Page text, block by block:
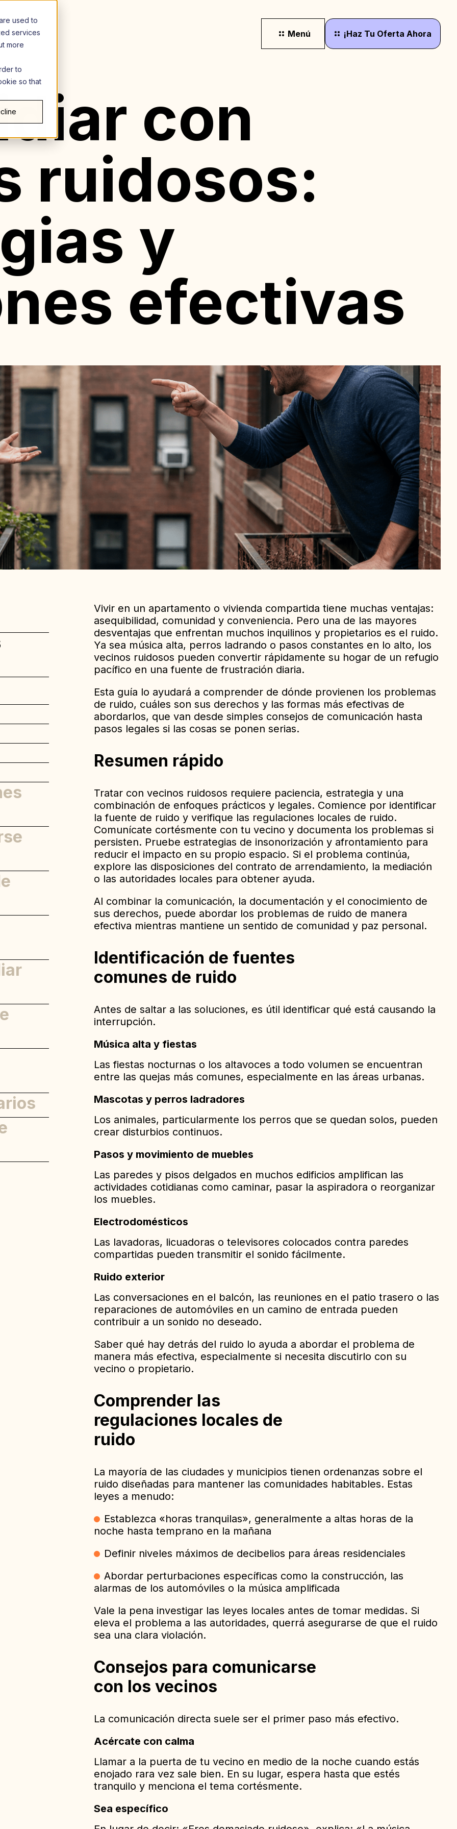
used to
services
more
to
so that
Menú
¡Haz Tu Oferta Ahora
con
ruidosos:
y
efectivas
Vivir en un apartamento o vivienda compartida tiene muchas ventajas:
asequibilidad, comunidad y conveniencia. Pero una de las mayores
desventajas que enfrentan muchos inquilinos y propietarios es el ruido.
Ya sea música alta, perros ladrando o pasos constantes en lo alto, los
vecinos ruidosos pueden convertir rápidamente su hogar de un refugio
pacífico en una fuente de frustración diaria.
Esta guía lo ayudará a comprender de dónde provienen los problemas
de ruido, cuáles son sus derechos y las formas más efectivas de
abordarlos, que van desde simples consejos de comunicación hasta
pasos legales si las cosas se ponen serias.
Resumen rápido
Tratar con vecinos ruidosos requiere paciencia, estrategia y una
combinación de enfoques prácticos y legales. Comience por identificar
la fuente de ruido y verifique las regulaciones locales de ruido.
Comunícate cortésmente con tu vecino y documenta los problemas si
persisten. Pruebe estrategias de insonorización y afrontamiento para
reducir el impacto en su propio espacio. Si el problema continúa,
explore las disposiciones del contrato de arrendamiento, la mediación
o las autoridades locales para obtener ayuda.
Al combinar la comunicación, la documentación y el conocimiento de
sus derechos, puede abordar los problemas de ruido de manera
efectiva mientras mantiene un sentido de comunidad y paz personal.
Identificación de fuentes
comunes de ruido
Antes de saltar a las soluciones, es útil identificar qué está causando la
interrupción.
Música alta y fiestas
Las fiestas nocturnas o los altavoces a todo volumen se encuentran
entre las quejas más comunes, especialmente en las áreas urbanas.
Mascotas y perros ladradores
Los animales, particularmente los perros que se quedan solos, pueden
crear disturbios continuos.
Pasos y movimiento de muebles
Las paredes y pisos delgados en muchos edificios amplifican las
actividades cotidianas como caminar, pasar la aspiradora o reorganizar
los muebles.
Electrodomésticos
Las lavadoras, licuadoras o televisores colocados contra paredes
compartidas pueden transmitir el sonido fácilmente.
Ruido exterior
Las conversaciones en el balcón, las reuniones en el patio trasero o las
reparaciones de automóviles en un camino de entrada pueden
contribuir a un sonido no deseado.
Saber qué hay detrás del ruido lo ayuda a abordar el problema de
manera más efectiva, especialmente si necesita discutirlo con su
vecino o propietario.
Comprender las
regulaciones locales de
ruido
La mayoría de las ciudades y municipios tienen ordenanzas sobre el
ruido diseñadas para mantener las comunidades habitables. Estas
leyes a menudo:
Establezca «horas tranquilas», generalmente a altas horas de la
noche hasta temprano en la mañana
Definir niveles máximos de decibelios para áreas residenciales
Abordar perturbaciones específicas como la construcción, las
alarmas de los automóviles o la música amplificada
Vale la pena investigar las leyes locales antes de tomar medidas. Si
eleva el problema a las autoridades, querrá asegurarse de que el ruido
sea una clara violación.
Consejos para comunicarse
con los vecinos
La comunicación directa suele ser el primer paso más efectivo.
Acércate con calma
Llamar a la puerta de tu vecino en medio de la noche cuando estás
enojado rara vez sale bien. En su lugar, espera hasta que estés
tranquilo y menciona el tema cortésmente.
Sea específico